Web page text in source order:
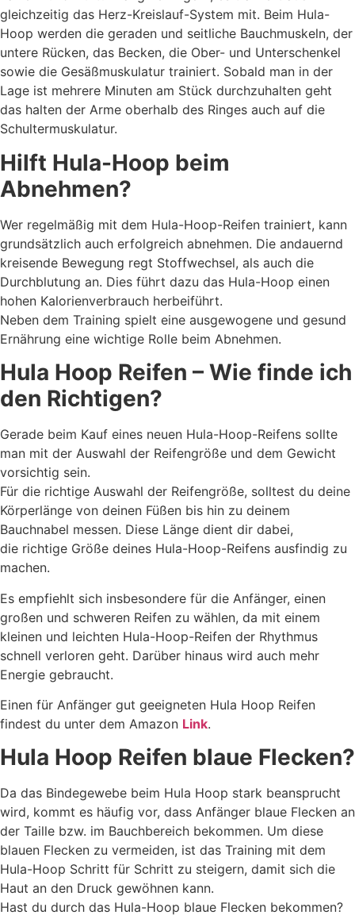
gleichzeitig das Herz-Kreislauf-System mit. Beim Hula-
Hoop werden die geraden und seitliche Bauchmuskeln, der
untere Rücken, das Becken, die Ober- und Unterschenkel
sowie die Gesäßmuskulatur trainiert. Sobald man in der
Lage ist mehrere Minuten am Stück durchzuhalten geht
das halten der Arme oberhalb des Ringes auch auf die
Schultermuskulatur.
Hilft Hula-Hoop beim
Abnehmen?
Wer regelmäßig mit dem Hula-Hoop-Reifen trainiert, kann
grundsätzlich auch erfolgreich abnehmen. Die andauernd
kreisende Bewegung regt Stoffwechsel, als auch die
Durchblutung an. Dies führt dazu das Hula-Hoop einen
hohen Kalorienverbrauch herbeiführt.
Neben dem Training spielt eine ausgewogene und gesund
Ernährung eine wichtige Rolle beim Abnehmen.
Hula Hoop Reifen – Wie finde ich
den Richtigen?
Gerade beim Kauf eines neuen Hula-Hoop-Reifens sollte
man mit der Auswahl der Reifengröße und dem Gewicht
vorsichtig sein.
Für die richtige Auswahl der Reifengröße, solltest du deine
Körperlänge von deinen Füßen bis hin zu deinem
Bauchnabel messen. Diese Länge dient dir dabei,
die richtige Größe deines Hula-Hoop-Reifens ausfindig zu
machen.
Es empfiehlt sich insbesondere für die Anfänger, einen
großen und schweren Reifen zu wählen, da mit einem
kleinen und leichten Hula-Hoop-Reifen der Rhythmus
schnell verloren geht. Darüber hinaus wird auch mehr
Energie gebraucht.
Einen für Anfänger gut geeigneten Hula Hoop Reifen
findest du unter dem Amazon Link.
Hula Hoop Reifen blaue Flecken?
Da das Bindegewebe beim Hula Hoop stark beansprucht
wird, kommt es häufig vor, dass Anfänger blaue Flecken an
der Taille bzw. im Bauchbereich bekommen. Um diese
blauen Flecken zu vermeiden, ist das Training mit dem
Hula-Hoop Schritt für Schritt zu steigern, damit sich die
Haut an den Druck gewöhnen kann.
Hast du durch das Hula-Hoop blaue Flecken bekommen?